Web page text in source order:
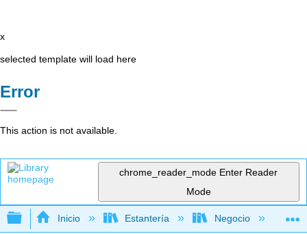
x
selected template will load here
Error
This action is not available.
chrome_reader_mode Enter Reader
Mode
Expandir/contraer jerarquía global
Inicio Estantería Negocio